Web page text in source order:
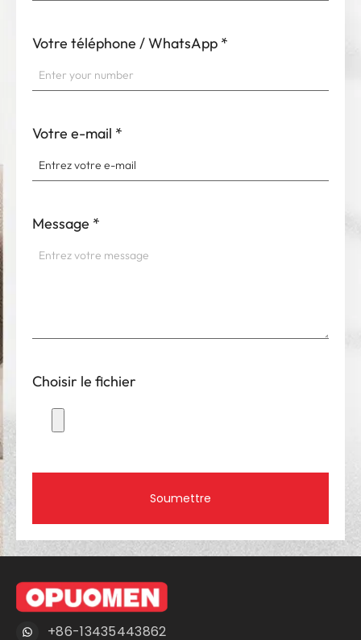
Votre téléphone / WhatsApp *
Votre e-mail *
Message *
Choisir le fichier
Soumettre
+86-13435443862